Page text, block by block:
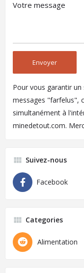
Pour vous garantir
messages "farfelus",
simultanément à
minedetout.com.
Suivez-nous
Facebook
Categories
Alimentation